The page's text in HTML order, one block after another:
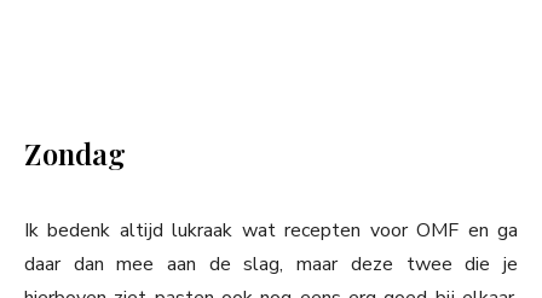
Zondag
Ik bedenk altijd lukraak wat recepten voor OMF en ga
daar dan mee aan de slag, maar deze twee die je